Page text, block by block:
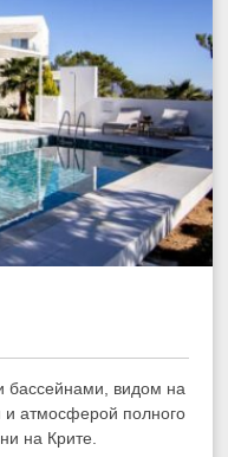
бассейнами, видом на
атмосферой полного
на Крите.